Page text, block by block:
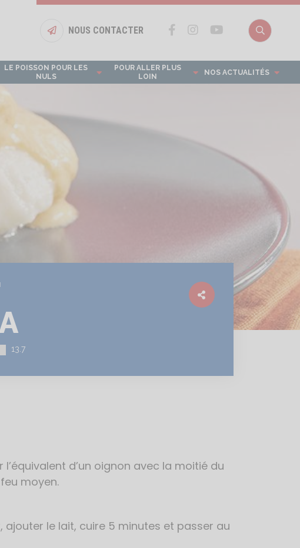
Bouton nous contacter
NOUS CONTACTER
LE POISSON POUR LES
NULS
POUR ALLER PLUS
LOIN
NOS ACTUALITÉS
13.7
d’un oignon avec la moitié du
moyen.
ajouter le lait, cuire 5 minutes et passer au